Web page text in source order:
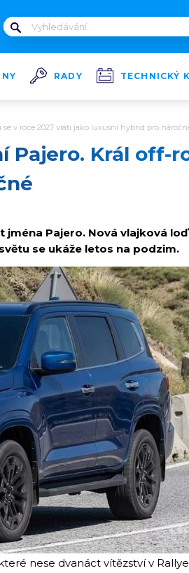
RADY TECHNICKÝ
v roce 2027 vrátí jako luxusní hybrid pro
Král off-
Pajero. Nová vlajková loď
se ukáže letos na podzim.
nese dvanáct vítězství v Rallye